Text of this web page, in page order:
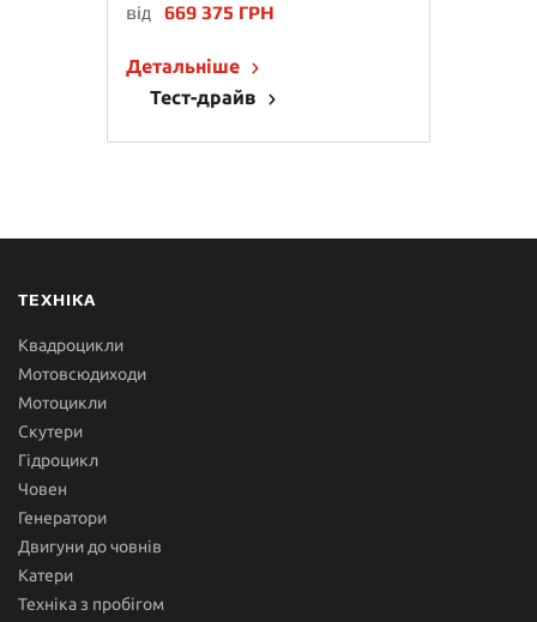
від 669 375 ГРН
Детальніше
Тест-драйв
ТЕХНІКА
Квадроцикли
Мотовсюдиходи
Мотоцикли
Скутери
Гідроцикл
Човен
Генератори
Двигуни до човнів
Катери
Техніка з пробігом